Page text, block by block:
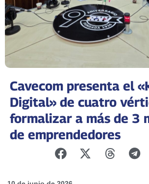
Cavecom presenta el
Digital» de cuatro
formalizar a más de 3
de emprendedores